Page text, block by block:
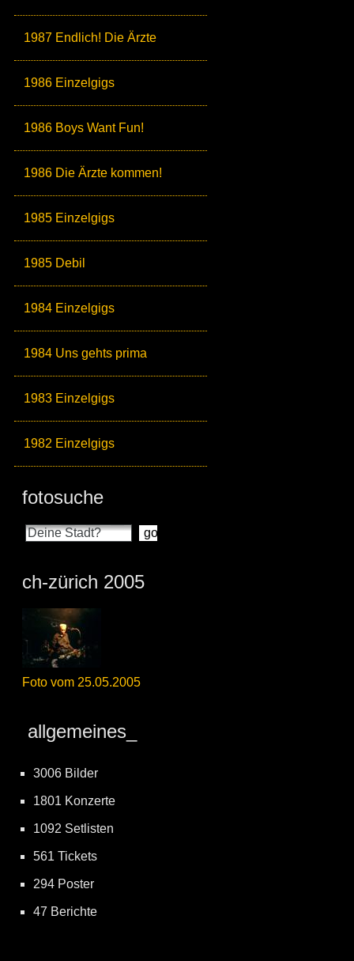
1987 Endlich! Die Ärzte
1986 Einzelgigs
1986 Boys Want Fun!
1986 Die Ärzte kommen!
1985 Einzelgigs
1985 Debil
1984 Einzelgigs
1984 Uns gehts prima
1983 Einzelgigs
1982 Einzelgigs
fotosuche
ch-zürich 2005
Foto vom 25.05.2005
allgemeines_
3006 Bilder
1801 Konzerte
1092 Setlisten
561 Tickets
294 Poster
47 Berichte